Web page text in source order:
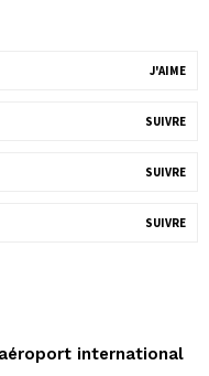
J'AIME
SUIVRE
SUIVRE
SUIVRE
international